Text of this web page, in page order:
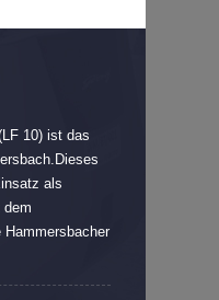
10) ist das
als
Hammersbacher